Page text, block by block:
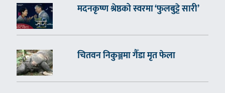
मदनकृष्ण श्रेष्ठको स्वरमा ‘फुलबुट्टे सारी’
चितवन निकुञ्जमा गैँडा मृत फेला